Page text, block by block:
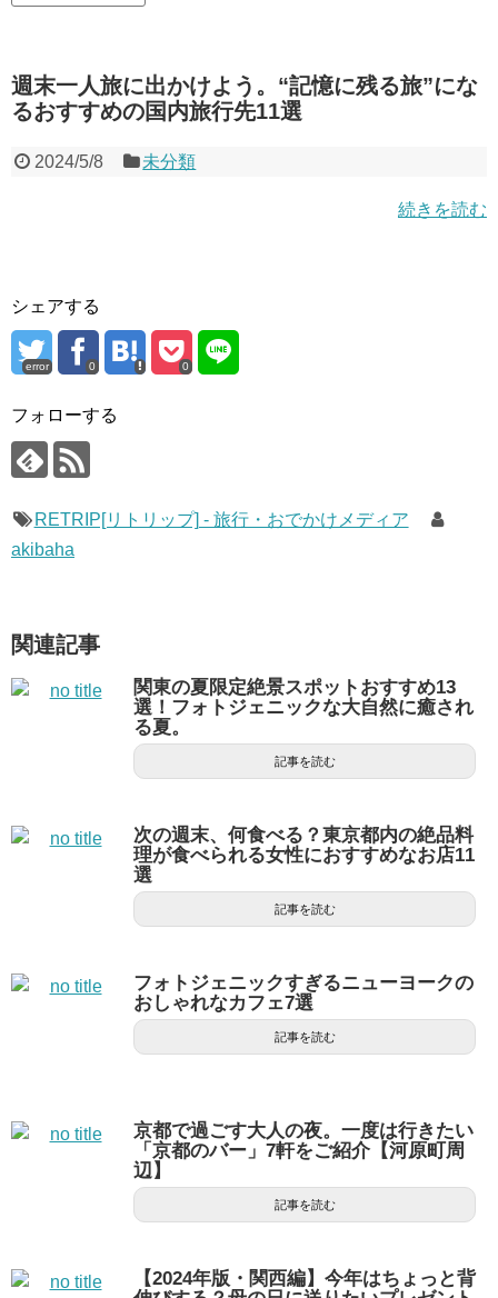
週末一人旅に出かけよう。“記憶に残る旅”にな
るおすすめの国内旅行先11選
2024/5/8 未分類
続きを読む
シェアする
error 0 0
フォローする
RETRIP[リトリップ] - 旅行・おでかけメディア
akibaha
関連記事
関東の夏限定絶景スポットおすすめ13
選！フォトジェニックな大自然に癒され
る夏。
記事を読む
次の週末、何食べる？東京都内の絶品料
理が食べられる女性におすすめなお店11
選
記事を読む
フォトジェニックすぎるニューヨークの
おしゃれなカフェ7選
記事を読む
京都で過ごす大人の夜。一度は行きたい
「京都のバー」7軒をご紹介【河原町周
辺】
記事を読む
【2024年版・関西編】今年はちょっと背